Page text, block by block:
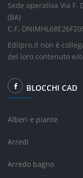
Sede operativa Via F.
(BA)
C.F.
Edilpro.it non è
del loro contenuto e/
BLOCCHI CAD
Alberi e piante
Arredi
Arredo bagno